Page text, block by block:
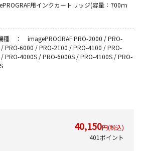
用インクカートリッジ(容量：700ｍ
種 ： imagePROGRAF PRO-2000 / PRO-
PRO-6000 / PRO-2100 / PRO-4100 / PRO-
PRO-4000S / PRO-6000S / PRO-4100S / PRO-
40,150円(税込)
401ポイント